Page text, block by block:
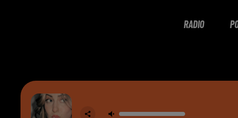
RADIO